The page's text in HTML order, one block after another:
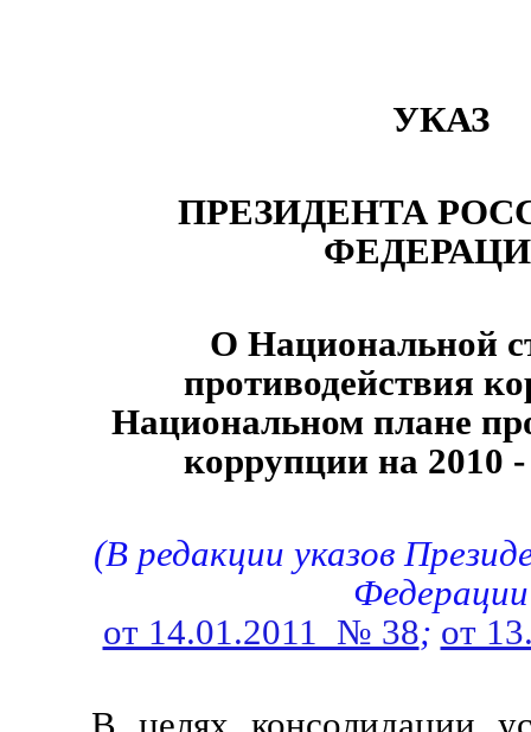
УКАЗ
ПРЕЗИДЕНТА
О Национальной
противодействия
Национальном плане
коррупции на 2010
(В редакции указов
Федерации
от 14.01.2011 № 38; от